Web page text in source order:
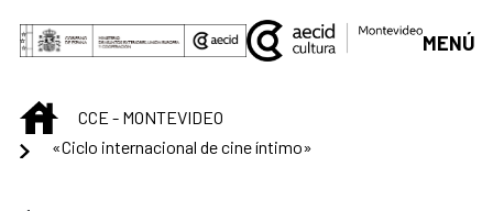
Saltar al contenido principal
MENÚ
INICIOCCE - MONTEVIDEO
«Ciclo internacional de cine íntimo»